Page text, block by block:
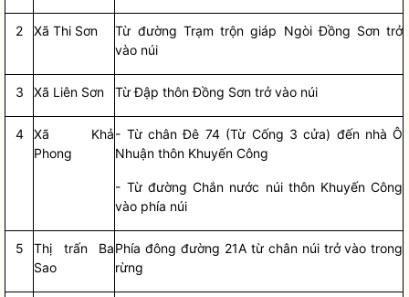
2 Xã Thi Sơn
Từ đường Trạm trộn giáp Ngòi Đồng Sơn trở
vào núi
3 Xã Liên Sơn Từ Đập thôn Đồng Sơn trở vào núi
4
Xã Khả
Phong
- Từ chân Đê 74 (Từ Cống 3 cửa) đến nhà Ô
Nhuận thôn Khuyến Công
- Từ đường Chắn nước núi thôn Khuyến Công
vào phía núi
5
Thị trấn Ba
Sao
Phía đông đường 21A từ chân núi trở vào trong
rừng